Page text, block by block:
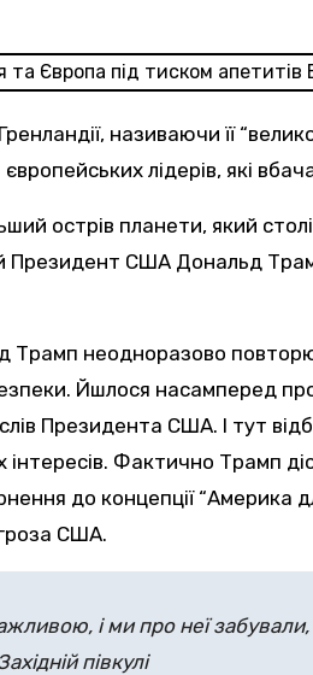
називаючи її
лідерів, які
США Дональд
Трамп неодноразово
Йшлося насамперед
слів Президента США. І тут
Фактично Трамп
до концепції
США.
і ми про неї
півкулі